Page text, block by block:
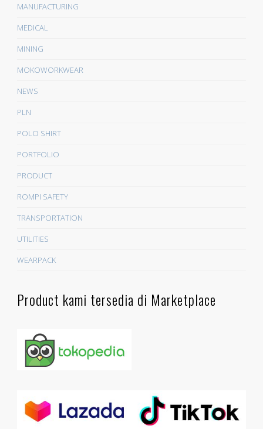
MANUFACTURING
MEDICAL
MINING
MOKOWORKWEAR
NEWS
PLN
POLO SHIRT
PORTFOLIO
PRODUCT
ROMPI SAFETY
TRANSPORTATION
UTILITIES
WEARPACK
Product kami tersedia di Marketplace